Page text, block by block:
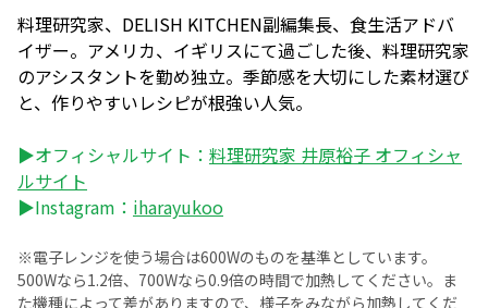
料理研究家、DELISH KITCHEN副編集長、食生活アドバ
イザー。アメリカ、イギリスにて過ごした後、料理研究家
のアシスタントを勤め独立。季節感を大切にした素材選び
と、作りやすいレシピが根強い人気。
▶オフィシャルサイト： 料理研究家 井原裕子 オフィシャ
ルサイト
▶Instagram： iharayukoo
※電子レンジを使う場合は600Wのものを基準としています。
500Wなら1.2倍、700Wなら0.9倍の時間で加熱してください。ま
た機種によって差がありますので、様子をみながら加熱してくだ